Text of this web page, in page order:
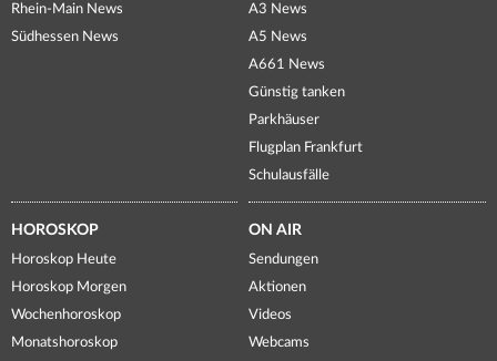
Rhein-Main News
Südhessen News
A3 News
A5 News
A661 News
Günstig tanken
Parkhäuser
Flugplan Frankfurt
Schulausfälle
HOROSKOP
Horoskop Heute
Horoskop Morgen
Wochenhoroskop
Monatshoroskop
ON AIR
Sendungen
Aktionen
Videos
Webcams